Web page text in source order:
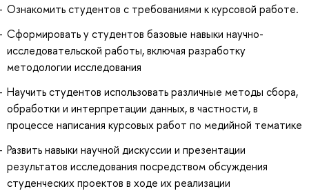
Ознакомить студентов с требованиями к курсовой работе.
Сформировать у студентов базовые навыки научно-
исследовательской работы, включая разработку
методологии исследования
Научить студентов использовать различные методы сбора,
обработки и интерпретации данных, в частности, в
процессе написания курсовых работ по медийной тематике
Развить навыки научной дискуссии и презентации
результатов исследования посредством обсуждения
студенческих проектов в ходе их реализации